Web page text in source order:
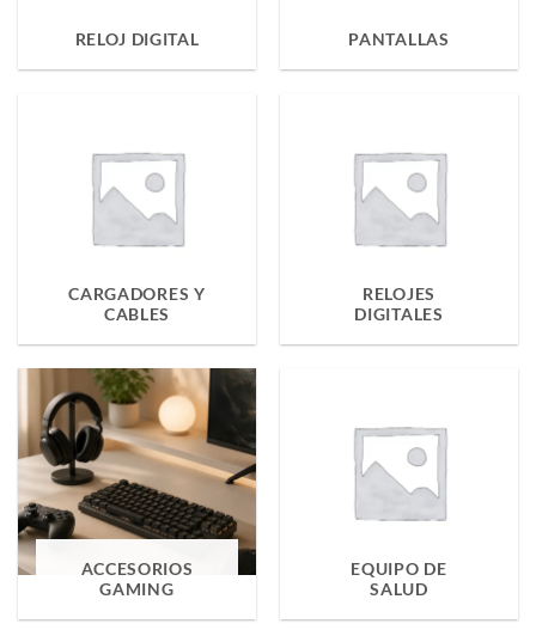
RELOJ DIGITAL PANTALLAS
CARGADORES Y
CABLES
RELOJES
DIGITALES
ACCESORIOS
GAMING
EQUIPO DE
SALUD